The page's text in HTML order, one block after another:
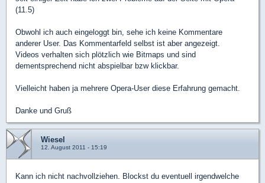
(11.5)
Obwohl ich auch eingeloggt bin, sehe ich keine Kommentare
anderer User. Das Kommentarfeld selbst ist aber angezeigt.
Videos verhalten sich plötzlich wie Bitmaps und sind
dementsprechend nicht abspielbar bzw klickbar.
Vielleicht haben ja mehrere Opera-User diese Erfahrung gemacht.
Danke und Gruß
Wiesel
12. August 2011 - 15:19
Kann ich nicht nachvollziehen. Blockst du eventuell irgendwelche